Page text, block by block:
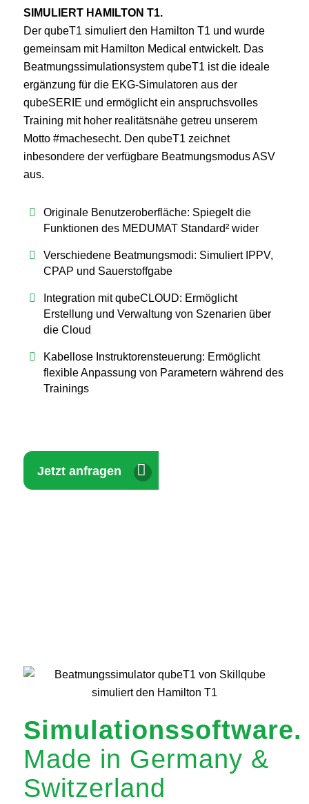
SIMULIERT HAMILTON T1.
Der qubeT1 simuliert den Hamilton T1 und wurde
gemeinsam mit Hamilton Medical entwickelt. Das
Beatmungssimulationsystem qubeT1 ist die ideale
ergänzung für die EKG-Simulatoren aus der
qubeSERIE und ermöglicht ein anspruchsvolles
Training mit hoher realitätsnähe getreu unserem
Motto #machesecht. Den qubeT1 zeichnet
inbesondere der verfügbare Beatmungsmodus ASV
aus.
Originale Benutzeroberfläche: Spiegelt die
Funktionen des MEDUMAT Standard² wider
Verschiedene Beatmungsmodi: Simuliert IPPV,
CPAP und Sauerstoffgabe
Integration mit qubeCLOUD: Ermöglicht
Erstellung und Verwaltung von Szenarien über
die Cloud
Kabellose Instruktorensteuerung: Ermöglicht
flexible Anpassung von Parametern während des
Trainings
Jetzt anfragen
Simulationssoftware.
Made in Germany &
Switzerland